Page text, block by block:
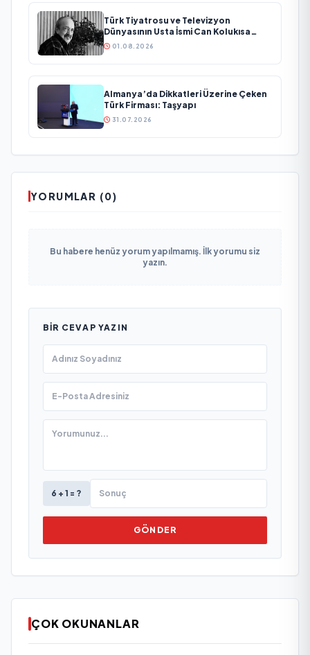
Türk Tiyatrosu ve Televizyon
Dünyasının Usta İsmi Can Kolukısa
Hayatını Kaybetti
01.08.2026
Almanya’da Dikkatleri Üzerine Çeken
Türk Firması: Taşyapı
31.07.2026
YORUMLAR (0)
Bu habere henüz yorum yapılmamış. İlk yorumu siz
yazın.
BIR CEVAP YAZIN
6 + 1 = ?
GÖNDER
ÇOK OKUNANLAR